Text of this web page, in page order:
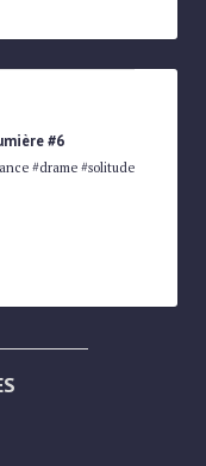
#6
#drame #solitude